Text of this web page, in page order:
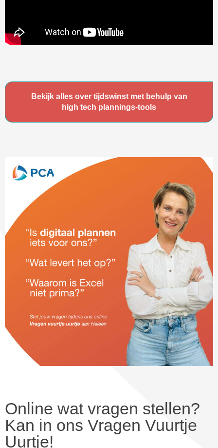
Bekijk alles over tijdswinst met behulp van
high tech plannings-tools
Online wat vragen stellen?
Kan in ons Vragen Vuurtje
Uurtje!